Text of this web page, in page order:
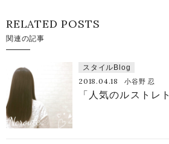
RELATED POSTS
関連の記事
スタイルBlog
2018.04.18 小谷野 忍
「人気のルストレ